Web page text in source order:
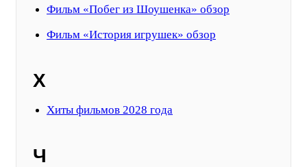
Фильм «Побег из Шоушенка» обзор
Фильм «История игрушек» обзор
Х
Хиты фильмов 2028 года
Ч